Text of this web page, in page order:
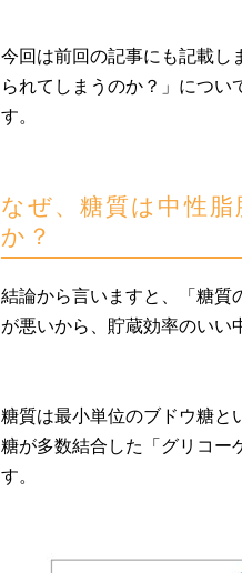
今回は前回の記事にも記載し
られてしまうのか？」につい
す。
なぜ、糖質は中性
か？
結論から言いますと、「糖質
が悪いから、貯蔵効率のいい
糖質は最小単位のブドウ糖と
糖が多数結合した「グリコー
す。